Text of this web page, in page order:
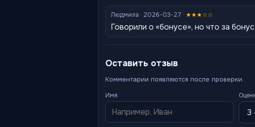
Людмила · 2026-03-27 · ★★★☆☆
Говорили о «бонусе», но что за
Оставить отзыв
Комментарии появляются после проверки.
Имя